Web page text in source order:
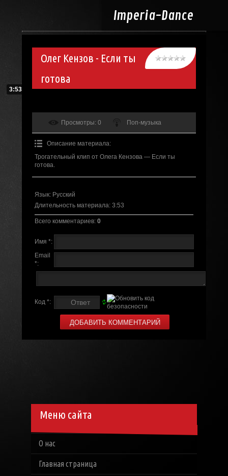
Imperia-Dance
Олег Кензов - Если ты
готова
3:53
Просмотры: 0 Поп-музыка
Описание материала:
Трогательный клип от Олега Кензова — Если ты
готова.
Язык: Русский
Длительность материала: 3:53
Всего комментариев: 0
Имя *:
Email
*:
Код *:
Меню сайта
О нас
Главная страница